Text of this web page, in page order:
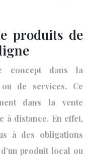
produits de
dans la
de services. Ce
dans la vente
à distance. En effet,
à des obligations
produit local ou